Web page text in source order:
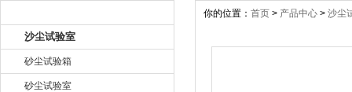
沙尘试验室
砂尘试验箱
砂尘试验室
你的位置： 首页 > 产品中心 > 沙尘